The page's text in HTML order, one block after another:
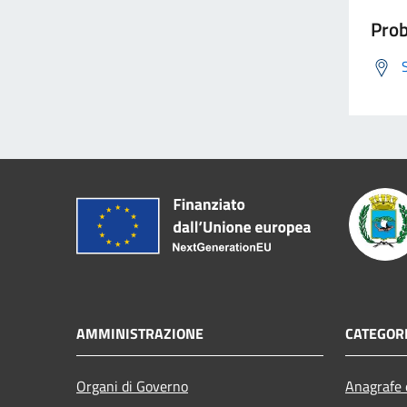
AMMINISTRAZIONE
Organi di Governo